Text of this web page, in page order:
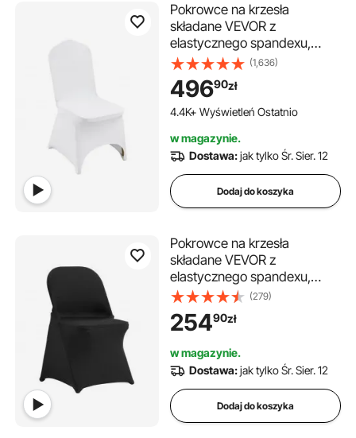
Pokrowce na krzesła
składane VEVOR z
elastycznego spandexu,
uniwersalne, z zakrzywionym
przodem, zdejmowane i
nadające się do prania, na
wesela, święta, imprezy, do
sztuk, białe)
(1,636)
49690zł
4.4K+ Wyświetleń Ostatnio
w magazynie.
Dostawa:jak tylko Śr. Sier. 12
Dodaj do koszyka
Pokrowce na krzesła
składane VEVOR z
elastycznego spandexu,
uniwersalne, z krótkim
przodem, zdejmowane i
nadające się do prania, na
uroczystości (opakowanie 50
sztuk, czarne)
(279)
25490zł
w magazynie.
Dostawa:jak tylko Śr. Sier. 12
Dodaj do koszyka